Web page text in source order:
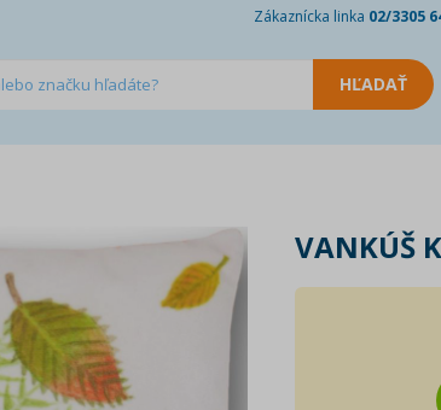
Zákaznícka linka 02/3305
VANKÚŠ